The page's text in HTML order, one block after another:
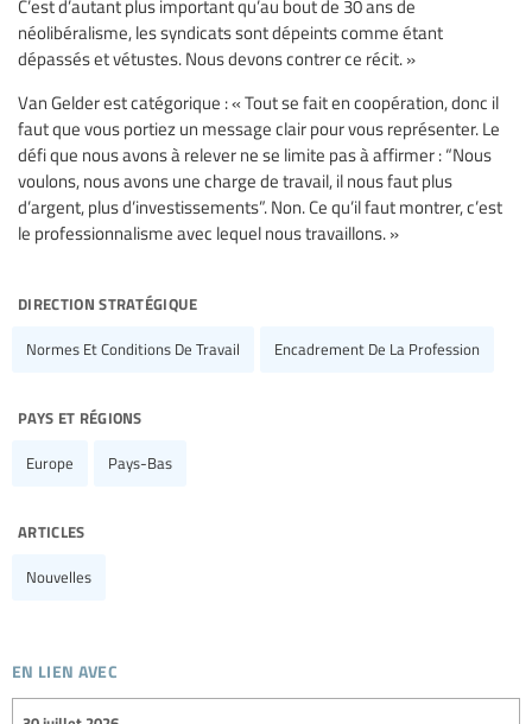
C’est d’autant plus important qu’au bout de 30 ans de
néolibéralisme, les syndicats sont dépeints comme étant
dépassés et vétustes. Nous devons contrer ce récit. »
Van Gelder est catégorique : « Tout se fait en coopération, donc il
faut que vous portiez un message clair pour vous représenter. Le
défi que nous avons à relever ne se limite pas à affirmer : “Nous
voulons, nous avons une charge de travail, il nous faut plus
d’argent, plus d’investissements”. Non. Ce qu’il faut montrer, c’est
le professionnalisme avec lequel nous travaillons. »
direction stratégique
Normes Et Conditions De Travail Encadrement De La Profession
pays et régions
Europe Pays-Bas
articles
Nouvelles
en lien avec